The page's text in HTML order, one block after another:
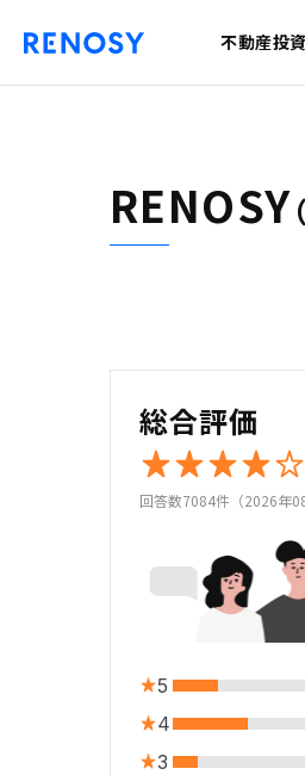
不動産投資
RENOSY
総合評価
回答数7084件（2026年
5
4
3